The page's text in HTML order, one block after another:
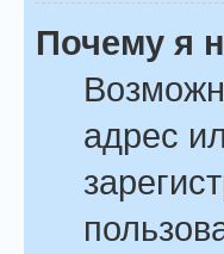
Почему я
адрес